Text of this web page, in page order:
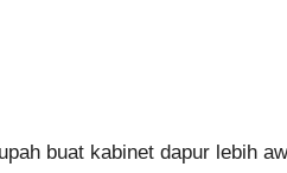
buat kabinet dapur lebih